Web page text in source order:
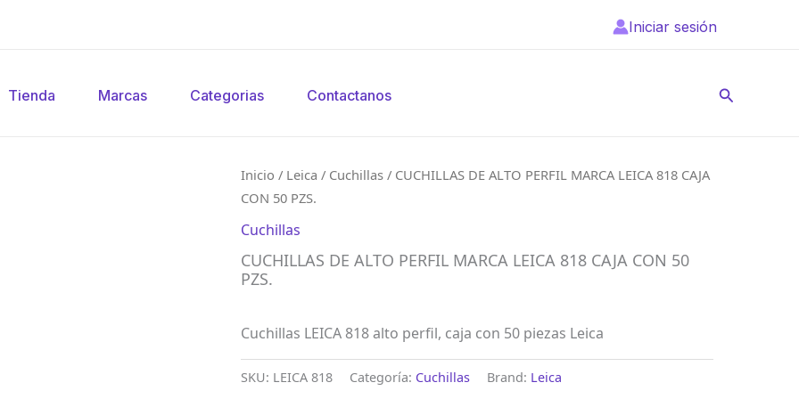
Iniciar sesión
Tienda Marcas Categorias Contactanos Buscar
Inicio / Leica / Cuchillas / CUCHILLAS DE ALTO PERFIL MARCA LEICA 818 CAJA
CON 50 PZS.
Cuchillas
CUCHILLAS DE ALTO PERFIL MARCA LEICA 818 CAJA CON 50
PZS.
Cuchillas LEICA 818 alto perfil, caja con 50 piezas Leica
SKU: LEICA 818 Categoría: Cuchillas Brand: Leica